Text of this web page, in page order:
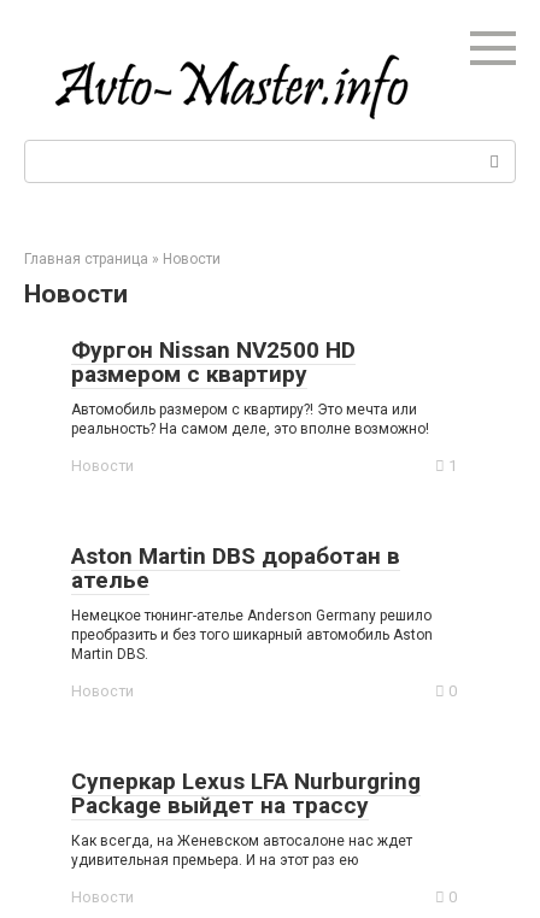
Главная страница » Новости
Новости
Фургон Nissan NV2500 HD
размером с квартиру
Автомобиль размером с квартиру?! Это мечта или
реальность? На самом деле, это вполне возможно!
Новости 1
Aston Martin DBS доработан в
ателье
Немецкое тюнинг-ателье Anderson Germany решило
преобразить и без того шикарный автомобиль Aston
Martin DBS.
Новости 0
Суперкар Lexus LFA Nurburgring
Package выйдет на трассу
Как всегда, на Женевском автосалоне нас ждет
удивительная премьера. И на этот раз ею
Новости 0